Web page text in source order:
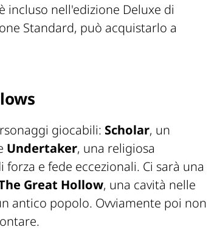
nell'edizione Deluxe di
Standard, può acquistarlo a
giocabili: Scholar, un
Undertaker, una religiosa
e fede eccezionali. Ci sarà una
Great Hollow, una cavità nelle
antico popolo. Ovviamente poi non